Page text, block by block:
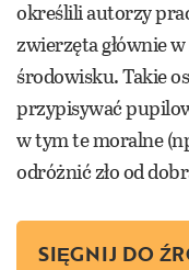
określili autorzy
zwierzęta głównie
środowisku. Takie
przypisywać
w tym te moralne
odróżnić zło od
SIĘGNIJ DO